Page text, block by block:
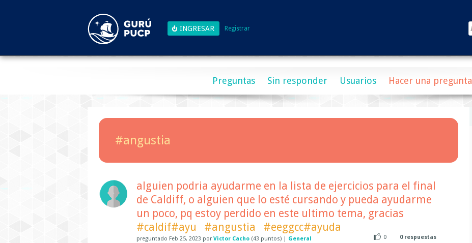
Registrar
Preguntas Sin responder Usuarios Hacer una pregunta
#angustia
alguien podria ayudarme en la lista de ejercicios para el final
de Caldiff, o alguien que lo esté cursando y pueda ayudarme
un poco, pq estoy perdido en este ultimo tema, gracias
#caldif#ayu
#angustia #eeggcc#ayuda
preguntado Feb 25, 2023 por Victor Cacho (43 puntos) General 0 0respuestas